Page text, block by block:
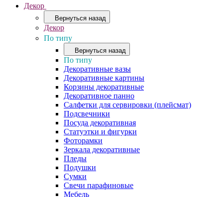
Декор
Вернуться назад
Декор
По типу
Вернуться назад
По типу
Декоративные вазы
Декоративные картины
Корзины декоративные
Декоративное панно
Салфетки для сервировки (плейсмат)
Подсвечники
Посуда декоративная
Статуэтки и фигурки
Фоторамки
Зеркала декоративные
Пледы
Подушки
Сумки
Свечи парафиновые
Мебель